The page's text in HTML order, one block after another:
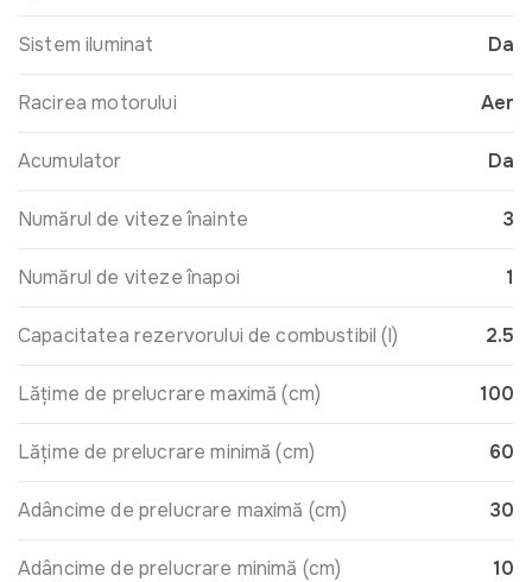
Sistem iluminat Da
Racirea motorului Aer
Acumulator Da
Numărul de viteze înainte 3
Numărul de viteze înapoi 1
Capacitatea rezervorului de combustibil (l) 2.5
Lățime de prelucrare maximă (cm) 100
Lățime de prelucrare minimă (cm) 60
Adâncime de prelucrare maximă (сm) 30
Adâncime de prelucrare minimă (сm) 10